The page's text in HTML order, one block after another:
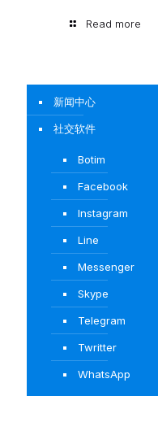
Read more
新闻中心
社交软件
Botim
Facebook
Instagram
Line
Messenger
Skype
Telegram
Twritter
WhatsApp